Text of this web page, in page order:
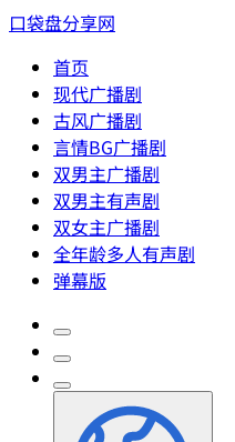
口袋盘分享网
首页
现代广播剧
古风广播剧
言情BG广播剧
双男主广播剧
双男主有声剧
双女主广播剧
全年龄多人有声剧
弹幕版